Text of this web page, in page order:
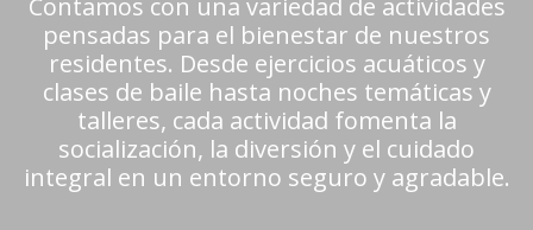
Contamos con una variedad de actividades
pensadas para el bienestar de nuestros
residentes. Desde ejercicios acuáticos y
clases de baile hasta noches temáticas y
talleres, cada actividad fomenta la
socialización, la diversión y el cuidado
integral en un entorno seguro y agradable.